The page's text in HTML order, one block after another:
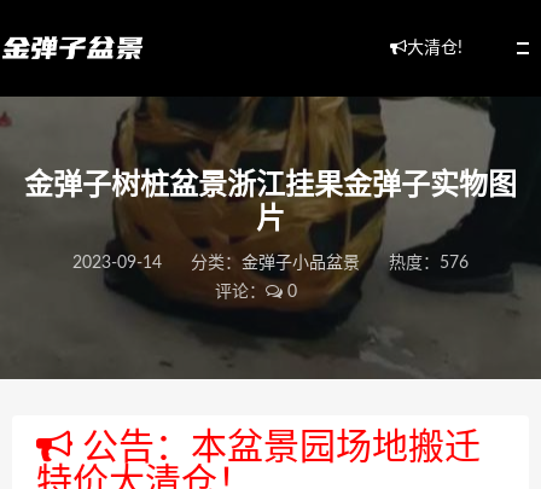
大清仓!
金弹子树桩盆景浙江挂果金弹子实物图
片
2023-09-14 分类： 金弹子小品盆景
热度：576
评论：
0
公告：本盆景园场地搬迁